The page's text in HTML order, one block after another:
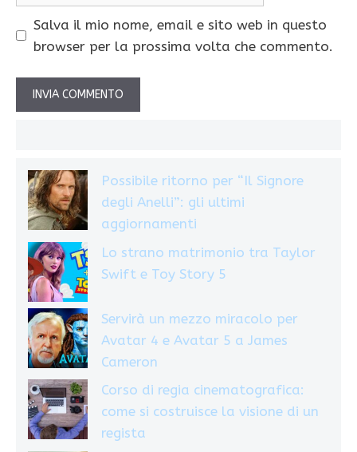
Salva il mio nome, email e sito web in questo
browser per la prossima volta che commento.
Possibile ritorno per “Il Signore
degli Anelli”: gli ultimi
aggiornamenti
Lo strano matrimonio tra Taylor
Swift e Toy Story 5
Servirà un mezzo miracolo per
Avatar 4 e Avatar 5 a James
Cameron
Corso di regia cinematografica:
come si costruisce la visione di un
regista